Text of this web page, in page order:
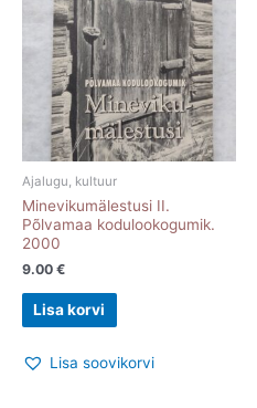
Ajalugu, kultuur
Minevikumälestusi II.
Põlvamaa kodulookogumik.
2000
9.00 €
Lisa korvi
Lisa soovikorvi